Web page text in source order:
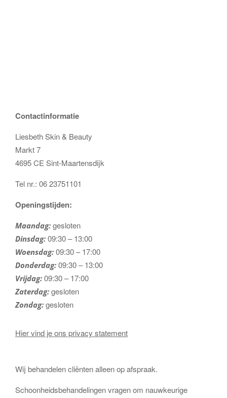
Contactinformatie
Liesbeth Skin & Beauty
Markt 7
4695 CE Sint-Maartensdijk
Tel nr.: 06 23751101
Openingstijden:
Maandag: gesloten
Dinsdag: 09:30 – 13:00
Woensdag: 09:30 – 17:00
Donderdag: 09:30 – 13:00
Vrijdag: 09:30 – 17:00
Zaterdag: gesloten
Zondag: gesloten
Hier vind je ons privacy statement
Wij behandelen cliënten alleen op afspraak.
Schoonheidsbehandelingen vragen om nauwkeurige